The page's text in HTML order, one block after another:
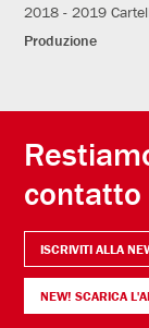
2018 - 2019
Produzione
contatto
ISCRIVITI ALLA
NEW! SCARICA